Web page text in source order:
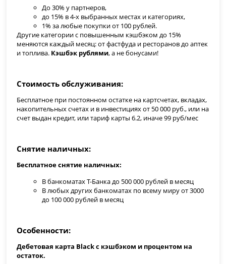
До 30% у партнеров,
до 15% в 4-х выбранных местах и категориях,
1% за любые покупки от 100 рублей.
Другие категории с повышенным кэшбэком до 15%
меняются каждый месяц: от фастфуда и ресторанов до аптек
и топлива. Кэшбэк рублями, а не бонусами!
Стоимость обслуживания
Бесплатное при постоянном остатке на картсчетах, вкладах,
накопительных счетах и в инвестициях от 50 000 руб., или на
счет выдан кредит, или тариф карты 6.2, иначе 99 руб/мес
Снятие наличных
Бесплатное снятие наличных:
В банкоматах Т-Банка до 500 000 рублей в месяц
В любых других банкоматах по всему миру от 3000
до 100 000 рублей в месяц
Особенности
Дебетовая карта Black с кэшбэком и процентом на
остаток.